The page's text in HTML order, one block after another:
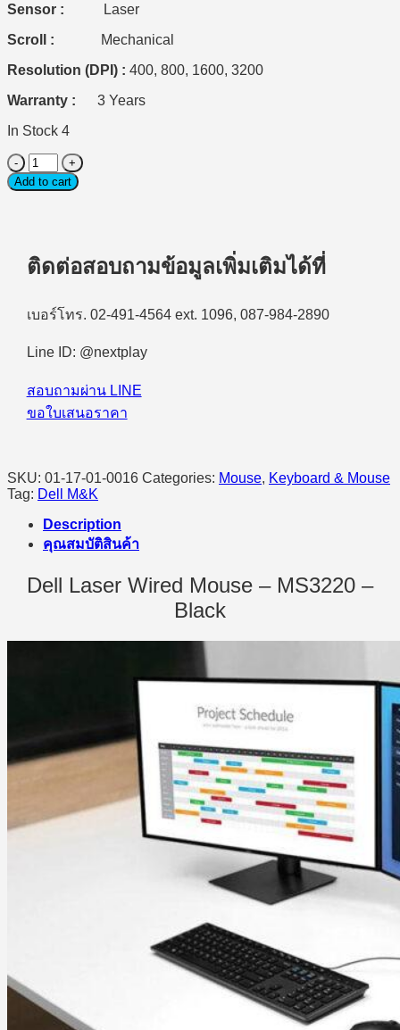
Sensor : Laser
Scroll : Mechanical
Resolution (DPI) : 400, 800, 1600, 3200
Warranty : 3 Years
In Stock 4
Wired
Mouse
(เมาส์
สาย)
Wired
MS3220
-
quantity
Add to cart
ติดต่อสอบถามข้อมูลเพิ่มเติมได้ที่
เบอร์โทร. 02-491-4564 ext. 1096, 087-984-2890
Line ID: @nextplay
สอบถามผ่าน LINE
ขอใบเสนอราคา
SKU: 01-17-01-0016 Categories: Mouse, Keyboard & Mouse
Tag: Dell M&K
Description
คุณสมบัติสินค้า
Dell Laser Wired Mouse – MS3220 –
Black